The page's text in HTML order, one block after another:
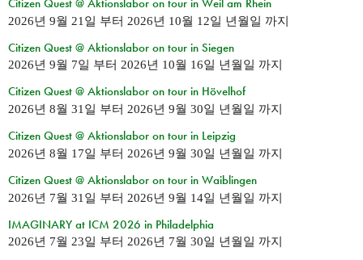
Citizen Quest @ Aktionslabor on tour in Weil am Rhein
2026년 9월 21일 부터 2026년 10월 12일 년월일 까지
Citizen Quest @ Aktionslabor on tour in Siegen
2026년 9월 7일 부터 2026년 10월 16일 년월일 까지
Citizen Quest @ Aktionslabor on tour in Hövelhof
2026년 8월 31일 부터 2026년 9월 30일 년월일 까지
Citizen Quest @ Aktionslabor on tour in Leipzig
2026년 8월 17일 부터 2026년 9월 30일 년월일 까지
Citizen Quest @ Aktionslabor on tour in Waiblingen
2026년 7월 31일 부터 2026년 9월 14일 년월일 까지
IMAGINARY at ICM 2026 in Philadelphia
2026년 7월 23일 부터 2026년 7월 30일 년월일 까지